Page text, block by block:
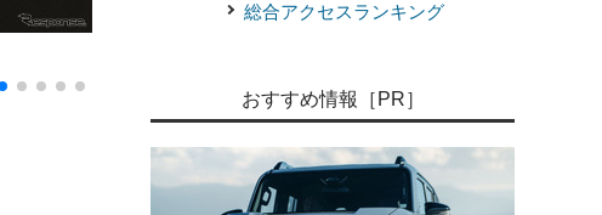
総合アクセスランキング
おすすめ情報［PR］